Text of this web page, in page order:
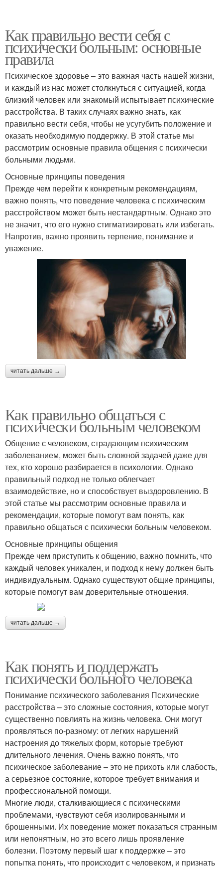
Как правильно вести себя с
психически больным: основные
правила
Психическое здоровье – это важная часть нашей жизни,
и каждый из нас может столкнуться с ситуацией, когда
близкий человек или знакомый испытывает психические
расстройства. В таких случаях важно знать, как
правильно вести себя, чтобы не усугубить положение и
оказать необходимую поддержку. В этой статье мы
рассмотрим основные правила общения с психически
больными людьми.
Основные принципы поведения
Прежде чем перейти к конкретным рекомендациям,
важно понять, что поведение человека с психическим
расстройством может быть нестандартным. Однако это
не значит, что его нужно стигматизировать или избегать.
Напротив, важно проявить терпение, понимание и
уважение.
читать дальше →
Как правильно общаться с
психически больным человеком
Общение с человеком, страдающим психическим
заболеванием, может быть сложной задачей даже для
тех, кто хорошо разбирается в психологии. Однако
правильный подход не только облегчает
взаимодействие, но и способствует выздоровлению. В
этой статье мы рассмотрим основные правила и
рекомендации, которые помогут вам понять, как
правильно общаться с психически больным человеком.
Основные принципы общения
Прежде чем приступить к общению, важно помнить, что
каждый человек уникален, и подход к нему должен быть
индивидуальным. Однако существуют общие принципы,
которые помогут вам доверительные отношения.
читать дальше →
Как понять и поддержать
психически больного человека
Понимание психического заболевания Психические
расстройства – это сложные состояния, которые могут
существенно повлиять на жизнь человека. Они могут
проявляться по-разному: от легких нарушений
настроения до тяжелых форм, которые требуют
длительного лечения. Очень важно понять, что
психическое заболевание – это не прихоть или слабость,
а серьезное состояние, которое требует внимания и
профессиональной помощи.
Многие люди, сталкивающиеся с психическими
проблемами, чувствуют себя изолированными и
брошенными. Их поведение может показаться странным
или непонятным, но это всего лишь проявление
болезни. Поэтому первый шаг к поддержке – это
попытка понять, что происходит с человеком, и признать